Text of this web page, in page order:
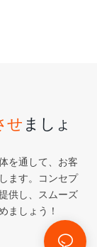
せ ましょ
を通して、お客
ます。コンセプ
供し、スムーズ
ましょう！